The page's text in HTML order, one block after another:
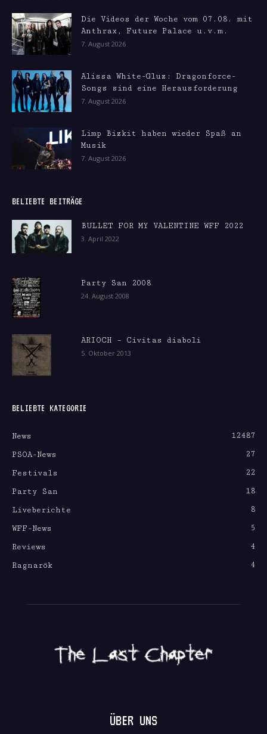
Die Videos der Woche vom 07.08. mit
Anthrax, Future Palace u.v.m.
7. August 2026
Alissa White-Gluz: Dragonforce-
Songs sind eine Herausforderung
7. August 2026
Limp Bizkit haben wieder Spaß an
Musik
7. August 2026
BELIEBTE BEITRÄGE
BULLET FOR MY VALENTINE WFF 2022
3. April 2022
Party San 2008
24. August 2008
ARIOCH – Civitas diaboli
5. Oktober 2013
BELIEBTE KATEGORIE
News
12487
PSOA-News
27
Festivals
22
Party San
18
Liveberichte
8
WFF-News
5
Reviews
4
Ragnarök
4
ÜBER UNS